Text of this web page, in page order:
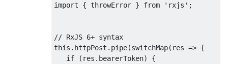
import { throwError } from 'rxjs' ;
// RxJS 6+ syntax
this .httpPost.pipe(switchMap( res => {
if (res.bearerToken) {